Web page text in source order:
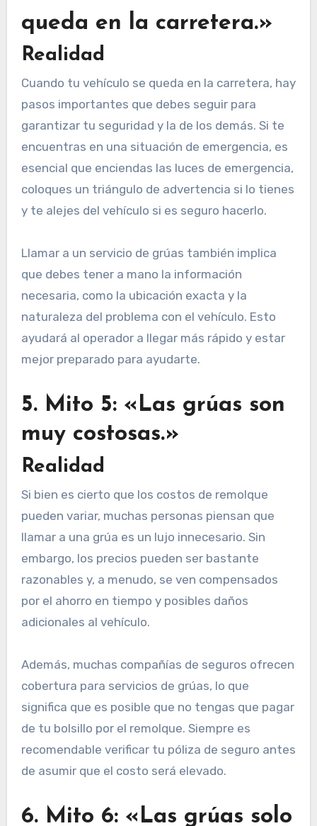
queda en la carretera.»
Realidad
Cuando tu vehículo se queda en la carretera, hay
pasos importantes que debes seguir para
garantizar tu seguridad y la de los demás. Si te
encuentras en una situación de emergencia, es
esencial que enciendas las luces de emergencia,
coloques un triángulo de advertencia si lo tienes
y te alejes del vehículo si es seguro hacerlo.
Llamar a un servicio de grúas también implica
que debes tener a mano la información
necesaria, como la ubicación exacta y la
naturaleza del problema con el vehículo. Esto
ayudará al operador a llegar más rápido y estar
mejor preparado para ayudarte.
5. Mito 5: «Las grúas son
muy costosas.»
Realidad
Si bien es cierto que los costos de remolque
pueden variar, muchas personas piensan que
llamar a una grúa es un lujo innecesario. Sin
embargo, los precios pueden ser bastante
razonables y, a menudo, se ven compensados
por el ahorro en tiempo y posibles daños
adicionales al vehículo.
Además, muchas compañías de seguros ofrecen
cobertura para servicios de grúas, lo que
significa que es posible que no tengas que pagar
de tu bolsillo por el remolque. Siempre es
recomendable verificar tu póliza de seguro antes
de asumir que el costo será elevado.
6. Mito 6: «Las grúas solo